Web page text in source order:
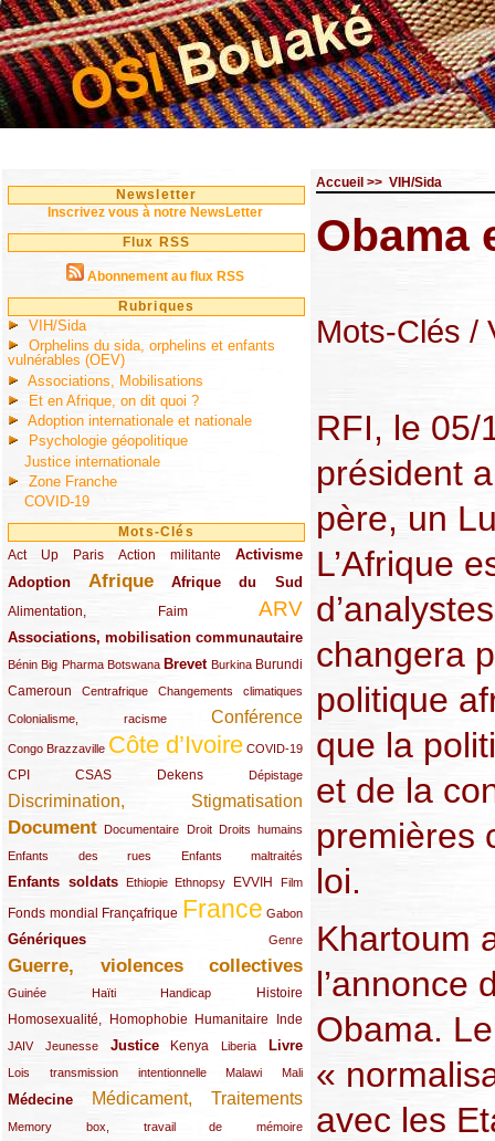
Newsletter
Inscrivez vous à notre NewsLetter
Flux RSS
Abonnement au flux RSS
Rubriques
VIH/Sida
Orphelins du sida, orphelins et enfants
vulnérables (OEV)
Associations, Mobilisations
Et en Afrique, on dit quoi ?
Adoption internationale et nationale
Psychologie géopolitique
Justice internationale
Zone Franche
COVID-19
Mots-Clés
Act Up Paris
(49/289) Action militante
(32/289) Activisme
(73/289)
Adoption
(82/289) Afrique
(161/289) Afrique du Sud
(73/289)
Alimentation, Faim
(48/289) ARV
(203/289)
Associations, mobilisation communautaire
(65/289)
Bénin
(13/289)Big Pharma
(16/289) Botswana
(9/289) Brevet
(83/289) Burkina
(18/289) Burundi
(30/289)
Cameroun
(47/289) Centrafrique
(23/289) Changements climatiques
(10/289)
Colonialisme, racisme
(19/289) Conférence
(118/289)
Congo Brazzaville
(24/289) Côte d’Ivoire
(263/289) COVID-19
(13/289)
CPI
(48/289) CSAS
(32/289) Dekens
(29/289) Dépistage
(19/289)
Discrimination, Stigmatisation
(131/289)
Document
(145/289) Documentaire
(9/289) Droit
(20/289) Droits humains
(22/289)
Enfants des rues
(21/289) Enfants maltraités
(10/289)
Enfants soldats
(68/289) Ethiopie
(12/289) Ethnopsy
(15/289) EVVIH
(55/289) Film
(22/289)
Fonds mondial
(48/289) Françafrique
(39/289) France
(289/289) Gabon
(12/289)
Génériques
(59/289) Genre
(22/289)
Guerre, violences collectives
(149/289)
Guinée
(12/289) Haïti
(15/289) Handicap
(10/289) Histoire
(49/289)
Homosexualité, Homophobie
(44/289) Humanitaire
(47/289) Inde
(34/289)
JAIV
(10/289)Jeunesse
(21/289) Justice
(65/289) Kenya
(35/289) Liberia
(25/289) Livre
(62/289)
Lois transmission intentionnelle
(24/289) Malawi
(11/289) Mali
(21/289)
Médecine
(62/289) Médicament, Traitements
(142/289)
Memory box, travail de mémoire
(11/289)
Accueil >> VIH/Sida
Obama
Mots-Clés /
RFI, le 05/
président
père, un
L’Afrique
changera
politique
que la
et de la
premières
loi.
Khartoum
l’annonce
Obama.
«
avec les